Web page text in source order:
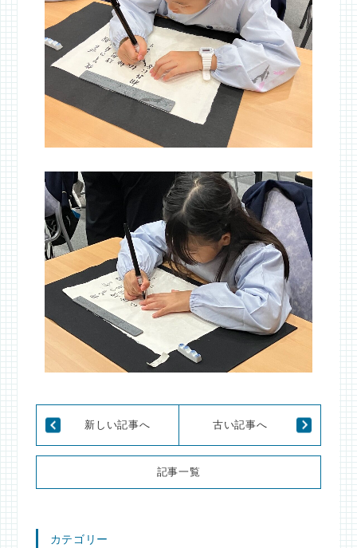
新しい記事へ
記事一覧
古い記事へ
カテゴリー